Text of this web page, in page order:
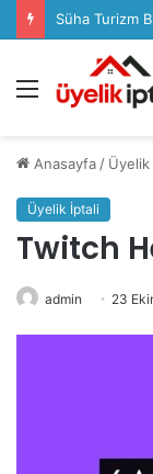
Süha Turizm
Menü
Anasayfa / Üyelik
Üyelik İptali
Twitch
admin 23